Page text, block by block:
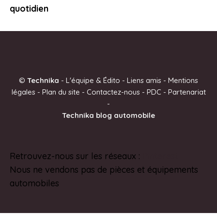
quotidien
© Technika - L'équipe & Édito - Liens amis - Mentions
légales- Plan du site - Contactez-nous- PDC - Partenariat
-
Technika blog automobile
Retrouvez-nous sur les réseaux :
Nous ne vendons pas de pièces et équipements
automobiles